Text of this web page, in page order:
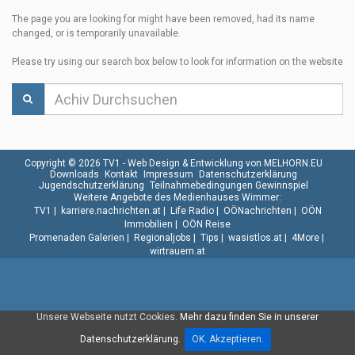
The page you are looking for might have been removed, had its name
changed, or is temporarily unavailable.
Please try using our search box below to look for information on the website
Unsere Webseite nutzt Cookies. Mehr dazu finden Sie in unserer
Datenschutzerklärung.
OK. Akzeptieren.
Copyright © 2026 TV1 - Web Design & Entwicklung von MELHORN.EU
Downloads
Kontakt Impressum
Datenschutzerklärung
Jugendschutzerklärung Teilnahmebedingungen Gewinnspiel
Weitere Angebote des Medienhauses Wimmer:
TV1
karriere.nachrichten.at| Life Radio| OÖNachrichten
OÖN
Immobilien
OÖN Reise
Promenaden Galerien
Regionaljobs Tips wasistlos.at| 4More|
wirtrauern.at